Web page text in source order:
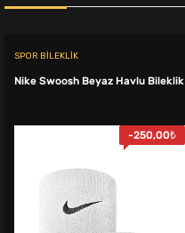
SPOR BILEKLIK
Nike Swoosh Beyaz Havlu Bileklik
-250,00₺